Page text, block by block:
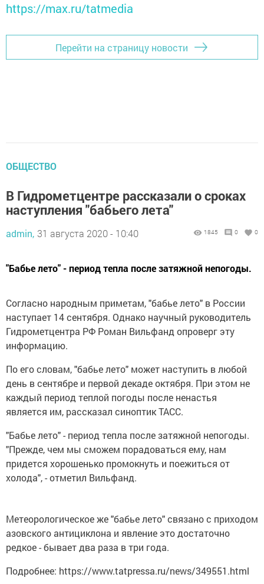
https://max.ru/tatmedia
Перейти на страницу новости
ОБЩЕСТВО
В Гидрометцентре рассказали о сроках
наступления "бабьего лета"
admin, 31 августа 2020 - 10:40 1845 0 0
"Бабье лето" - период тепла после затяжной непогоды.
Согласно народным приметам, "бабье лето" в России
наступает 14 сентября. Однако научный руководитель
Гидрометцентра РФ Роман Вильфанд опроверг эту
информацию.
По его словам, "бабье лето" может наступить в любой
день в сентябре и первой декаде октября. При этом не
каждый период теплой погоды после ненастья
является им, рассказал синоптик ТАСС.
"Бабье лето" - период тепла после затяжной непогоды.
"Прежде, чем мы сможем порадоваться ему, нам
придется хорошенько промокнуть и поежиться от
холода", - отметил Вильфанд.
Метеорологическое же "бабье лето" связано с приходом
азовского антициклона и явление это достаточно
редкое - бывает два раза в три года.
Подробнее: https://www.tatpressa.ru/news/349551.html